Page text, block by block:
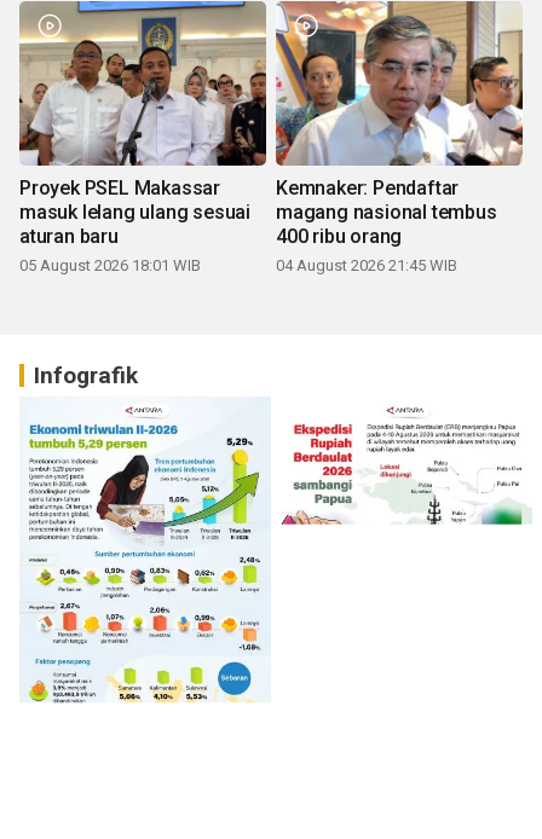
Proyek PSEL Makassar
masuk lelang ulang sesuai
aturan baru
05 August 2026 18:01 WIB
Kemnaker: Pendaftar
magang nasional tembus
400 ribu orang
04 August 2026 21:45 WIB
Infografik